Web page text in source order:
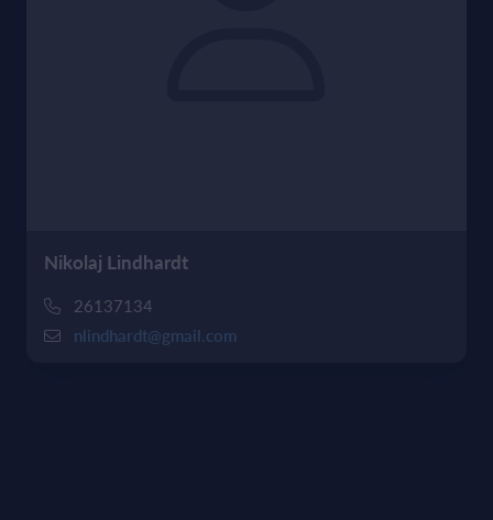
Nikolaj Lindhardt
26137134
nlindhardt@gmail.com